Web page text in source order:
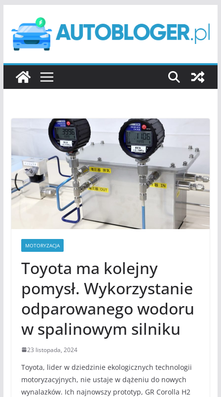
treści
MOTORYZACJA
Toyota ma kolejny
pomysł. Wykorzystanie
odparowanego wodoru
w spalinowym silniku
23 listopada, 2024
Toyota, lider w dziedzinie ekologicznych technologii
motoryzacyjnych, nie ustaje w dążeniu do nowych
wynalazków. Ich najnowszy prototyp, GR Corolla H2